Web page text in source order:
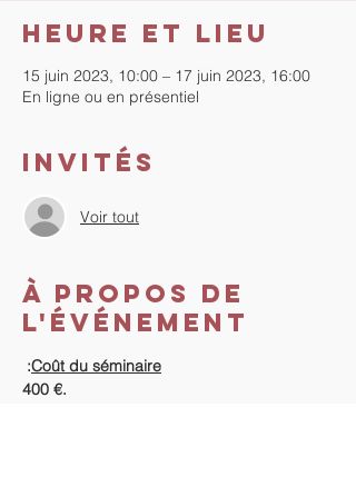
Heure et lieu
15 juin 2023, 10:00 – 17 juin 2023, 16:00
En ligne ou en présentiel
Invités
Voir tout
À propos de
l'événement
:Coût du séminaire
400 €.